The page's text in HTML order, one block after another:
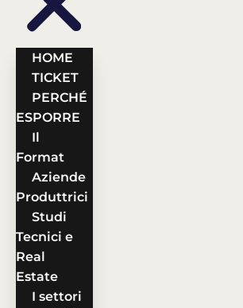
HOME
TICKET
PERCHÉ
ESPORRE
Il
Format
Aziende
Produttrici
Studi
Tecnici e
Real
Estate
I settori